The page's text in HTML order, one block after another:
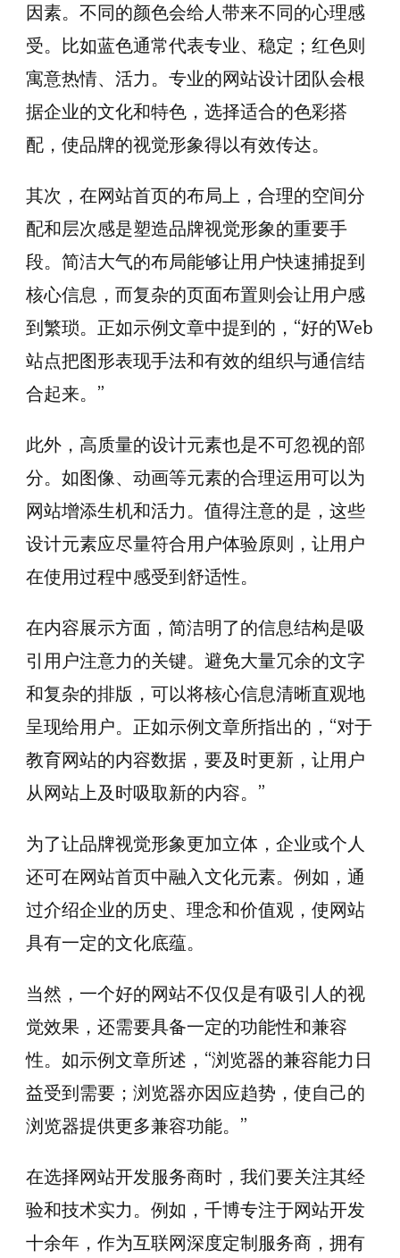
因素。不同的颜色会给人带来不同的心理感
受。比如蓝色通常代表专业、稳定；红色则
寓意热情、活力。专业的网站设计团队会根
据企业的文化和特色，选择适合的色彩搭
配，使品牌的视觉形象得以有效传达。
其次，在网站首页的布局上，合理的空间分
配和层次感是塑造品牌视觉形象的重要手
段。简洁大气的布局能够让用户快速捕捉到
核心信息，而复杂的页面布置则会让用户感
到繁琐。正如示例文章中提到的，“好的Web
站点把图形表现手法和有效的组织与通信结
合起来。”
此外，高质量的设计元素也是不可忽视的部
分。如图像、动画等元素的合理运用可以为
网站增添生机和活力。值得注意的是，这些
设计元素应尽量符合用户体验原则，让用户
在使用过程中感受到舒适性。
在内容展示方面，简洁明了的信息结构是吸
引用户注意力的关键。避免大量冗余的文字
和复杂的排版，可以将核心信息清晰直观地
呈现给用户。正如示例文章所指出的，“对于
教育网站的内容数据，要及时更新，让用户
从网站上及时吸取新的内容。”
为了让品牌视觉形象更加立体，企业或个人
还可在网站首页中融入文化元素。例如，通
过介绍企业的历史、理念和价值观，使网站
具有一定的文化底蕴。
当然，一个好的网站不仅仅是有吸引人的视
觉效果，还需要具备一定的功能性和兼容
性。如示例文章所述，“浏览器的兼容能力日
益受到需要；浏览器亦因应趋势，使自己的
浏览器提供更多兼容功能。”
在选择网站开发服务商时，我们要关注其经
验和技术实力。例如，千博专注于网站开发
十余年，作为互联网深度定制服务商，拥有